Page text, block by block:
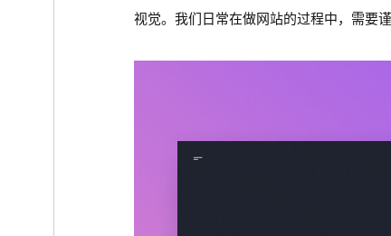
视觉。我们日常在做网站的过程中，需要